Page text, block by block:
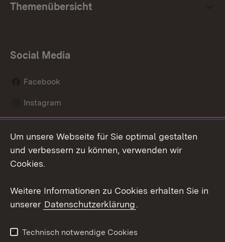
Themenübersicht
Social Media
Facebook
Instagram
Mastodon
Youtube
Kontakt
Datenschutz
Barrierefreiheit
Um unsere Webseite für Sie optimal gestalten
und verbessern zu können, verwenden wir
Cookies.
Weitere Informationen zu Cookies erhalten Sie in
unserer Datenschutzerklärung.
Technisch notwendige Cookies